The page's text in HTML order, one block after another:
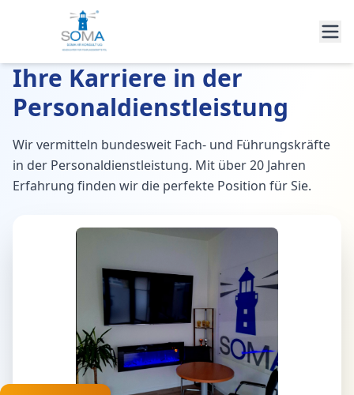
Ihre Karriere in der
Personaldienstleistung
Wir vermitteln bundesweit Fach- und Führungskräfte
in der Personaldienstleistung. Mit über 20 Jahren
Erfahrung finden wir die perfekte Position für Sie.